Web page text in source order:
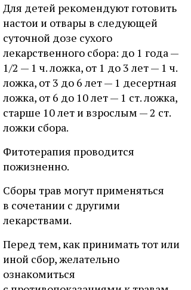
Для детей рекомендуют готовить
настои и отвары в следующей
суточной дозе сухого
лекарственного сбора: до 1 года —
1/2 — 1 ч. ложка, от 1 до 3 лет — 1 ч.
ложка, от 3 до 6 лет — 1 десертная
ложка, от 6 до 10 лет — 1 ст. ложка,
старше 10 лет и взрослым — 2 ст.
ложки сбора.
Фитотерапия проводится
пожизненно.
Сборы трав могут применяться
в сочетании с другими
лекарствами.
Перед тем, как принимать тот или
иной сбор, желательно
ознакомиться